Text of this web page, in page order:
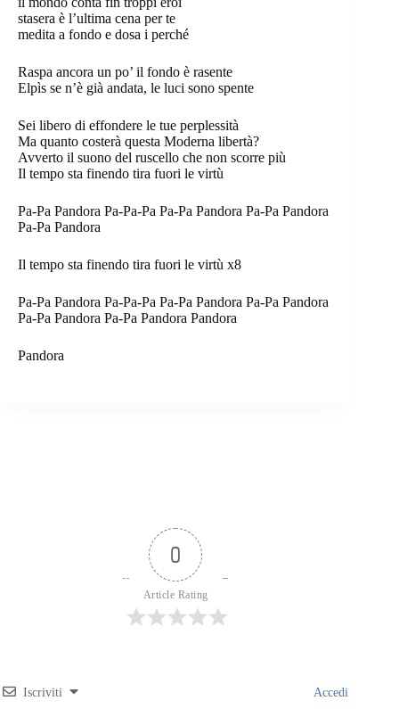
stasera è l’ultima cena per te
medita a fondo e dosa i perché
Raspa ancora un po’ il fondo è rasente
Elpìs se n’è già andata, le luci sono spente
Sei libero di effondere le tue perplessità
Ma quanto costerà questa Moderna libertà?
Avverto il suono del ruscello che non scorre più
Il tempo sta finendo tira fuori le virtù
Pa-Pa Pandora Pa-Pa-Pa Pa-Pa Pandora Pa-Pa Pandora
Pa-Pa Pandora
Il tempo sta finendo tira fuori le virtù x8
Pa-Pa Pandora Pa-Pa-Pa Pa-Pa Pandora Pa-Pa Pandora
Pa-Pa Pandora Pa-Pa Pandora Pandora
Pandora
0
Article Rating
Iscriviti Accedi